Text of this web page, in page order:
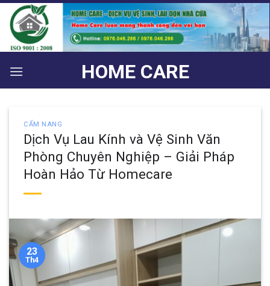
Bỏ
qua
nội
dung
HOME CARE
CẨM NANG
Dịch Vụ Lau Kính và Vệ Sinh Văn
Phòng Chuyên Nghiệp – Giải Pháp
Hoàn Hảo Từ Homecare
23
Th4